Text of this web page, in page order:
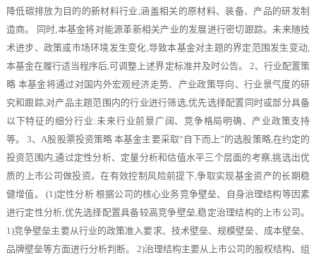
降低碳排放为目的的新材料行业,涵盖相关的原材料、装备、产品的研发制
造商。 同时,本基金将对能源革新相关产业的发展进行密切跟踪。未来随技
术进步、政策或市场环境发生变化,导致本基金对主题的界定范围发生变动,
本基金在履行适当程序后,可调整上述界定标准并及时公告。 2、行业配置策
略 本基金将通过对国内外宏观经济走势、产业政策导向、行业景气度的研
究和跟踪,对产品主题范围内的行业进行筛选,优先选择配置同时或部分具备
以下特征的细分行业:未来行业前景广阔、竞争格局明确、产业政策支持
等。 3、A股股票投资策略 本基金主要采取“自下而上”的选股策略,在约定的
投资范围内,通过定性分析、定量分析和估值水平三个层面的考察,挑选出优
质的上市公司做投资。在有效控制风险前提下,争取实现基金资产的长期稳
健增值。 (1)定性分析 根据公司的核心业务竞争壁垒、自身治理结构等因素
进行定性分析,优先选择配置具备较高竞争壁垒,稳定治理结构的上市公司。
1)竞争壁垒主要从行业的政策准入要求、技术壁垒、规模壁垒、成本壁垒、
品牌壁垒等方面进行分析判断。 2)治理结构主要从上市公司的股权结构、组